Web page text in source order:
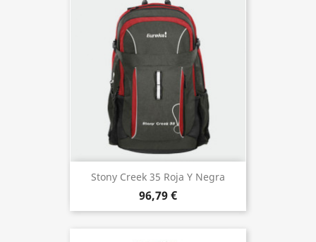
Stony Creek 35 Roja Y Negra
96,79 €